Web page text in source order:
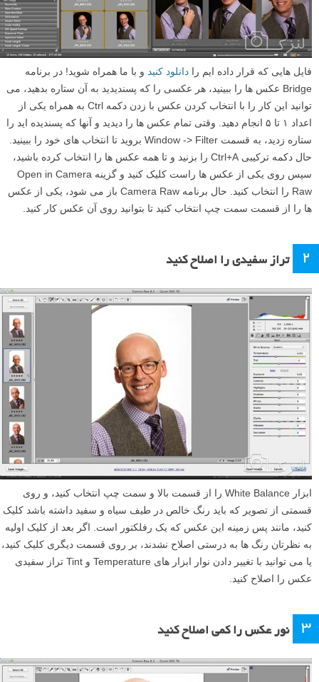
فایل هایی که قرار داده ایم را دانلود کنید و با ما همراه شوید! در برنامه
Bridge عکس ها را ببینید، هر عکسی را که پسندیدید به آن ستاره بدهید، می
توانید این کار را با انتخاب کردن عکس با زدن دکمه Ctrl به همراه یکی از
اعداد ۱ تا ۵ انجام دهید. وقتی تمام عکس ها را دیدید و آنها که پسندیده اید را
ستاره زدید، به قسمت Window -> Filter بروید تا انتخاب های خود را ببینید.
حال دکمه ترکیبی Ctrl+A را بزنید و تا همه عکس ها را انتخاب کرده باشید،
سپس روی یکی از عکس ها راست کلیک کنید و گزینه Open in Camera
Raw را انتخاب کنید. حال برنامه Camera Raw باز می شود، یکی از عکس
ها را از قسمت سمت چپ انتخاب کنید تا بتوانید روی آن عکس کار کنید.
۲ تراز سفیدی را اصلاح کنید
ابزار White Balance را از قسمت بالا و سمت چپ انتخاب کنید، و روی
قسمتی از تصویر که باید رنگ خالص در طیف سیاه و سفید داشته باشد کلیک
کنید، مانند پس زمینه این عکس که یک رفلکتور است. اگر بعد از کلیک اولیه
به نظرتان رنگ ها به درستی اصلاح نشدند، بر روی قسمت دیگری کلیک کنید،
یا می توانید با تغییر دادن نوار ابزار های Temperature و Tint تراز سفیدی
عکس را اصلاح کنید.
۳ نور عکس را کمی اصلاح کنید